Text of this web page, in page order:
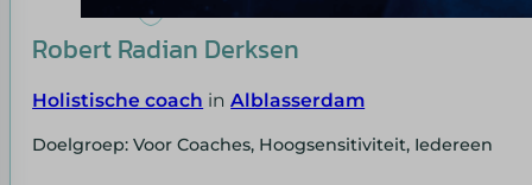
Robert Radian Derksen
Holistische coach inAlblasserdam
Doelgroep: Voor Coaches, Hoogsensitiviteit, Iedereen